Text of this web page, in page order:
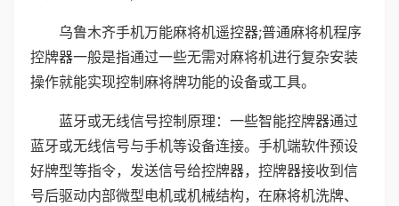
乌鲁木齐手机万能麻将机遥控器;普通麻将机程序
控牌器一般是指通过一些无需对麻将机进行复杂安装
操作就能实现控制麻将牌功能的设备或工具。
蓝牙或无线信号控制原理：一些智能控牌器通过
蓝牙或无线信号与手机等设备连接。手机端软件预设
好牌型等指令，发送信号给控牌器，控牌器接收到信
号后驱动内部微型电机或机械结构，在麻将机洗牌、